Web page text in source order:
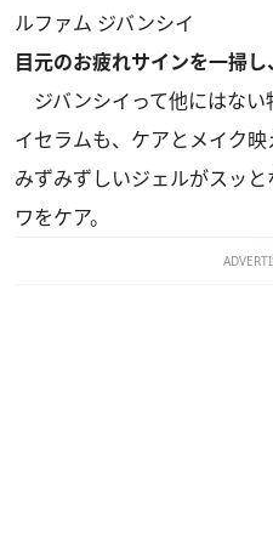
ルファム ジバンシイ
目元のお疲れサインを一掃し
ジバンシイって他にはない
イセラムも、ケアとメイク映
みずみずしいジェルがスッ
ワをケア。